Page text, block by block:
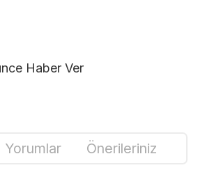
Haber Ver
Yorumlar Önerileriniz